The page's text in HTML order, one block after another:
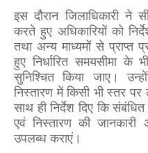
इस दौरान जिलाधिकारी ने
करते हुए अधिकारियों को
तथा अन्य माध्यमों से प्राप्त
हुए निर्धारित समयसीमा के
सुनिश्चित किया जाए।
निस्तारण में किसी भी स्तर पर
साथ ही निर्देश दिए कि
एवं निस्तारण की जानकारी
उपलब्ध कराएं।